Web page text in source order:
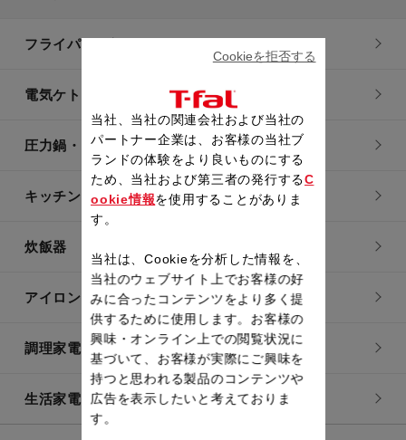
フライパン・鍋
電気ケトル
圧力鍋・電気圧力鍋
キッチン用品
炊飯器
アイロン・衣類スチーマー
調理家電
生活家電
当社、当社の関連会社および当社の
パートナー企業は、お客様の当社ブ
ランドの体験をより良いものにする
ため、当社および第三者の発行するC
ookie情報を使用することがありま
す。
当社は、Cookieを分析した情報を、
当社のウェブサイト上でお客様の好
みに合ったコンテンツをより多く提
供するために使用します。お客様の
興味・オンライン上での閲覧状況に
基づいて、お客様が実際にご興味を
持つと思われる製品のコンテンツや
広告を表示したいと考えておりま
す。
Cookieを拒否する